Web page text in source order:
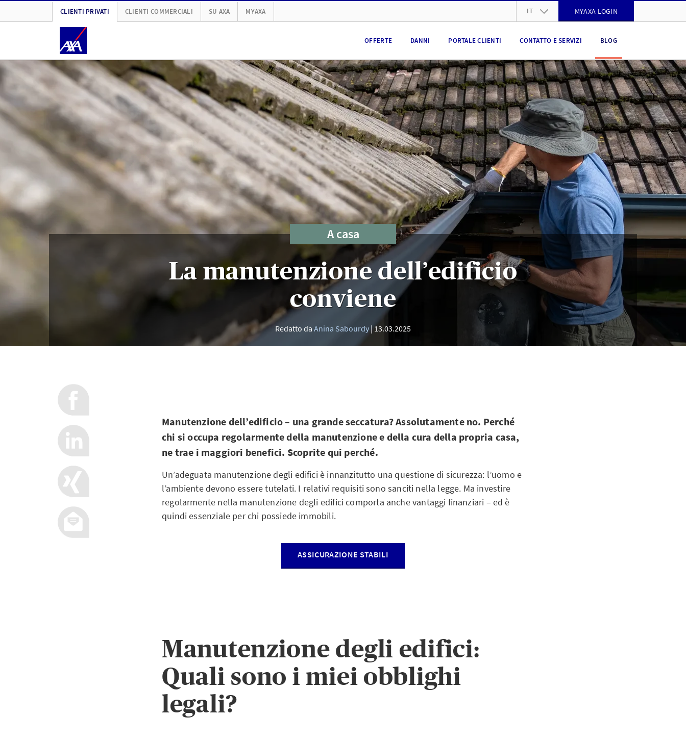
CLIENTI PRIVATI CLIENTI COMMERCIALI SU AXA MYAXA IT
IT
EN
MYAXA LOGIN
OFFERTE DANNI PORTALE CLIENTI CONTATTO E SERVIZI BLOG
A casa
La manutenzione dell’edificio
conviene
Redatto da Anina Sabourdy 13.03.2025
Manutenzione dell’edificio – una grande seccatura? Assolutamente no. Perché
chi si occupa regolarmente della manutenzione e della cura della propria casa,
ne trae i maggiori benefici. Scoprite qui perché.
Un’adeguata manutenzione degli edifici è innanzitutto una questione di sicurezza: l’uomo e
l’ambiente devono essere tutelati. I relativi requisiti sono sanciti nella legge. Ma investire
regolarmente nella manutenzione degli edifici comporta anche vantaggi finanziari – ed è
quindi essenziale per chi possiede immobili.
ASSICURAZIONE STABILI
Manutenzione degli edifici:
Quali sono i miei obblighi
legali?